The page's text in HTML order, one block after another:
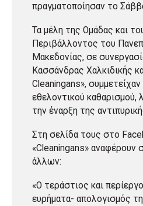
πραγματοποίησαν το
Τα μέλη της Ομάδας και
Περιβάλλοντος του
Μακεδονίας, σε
Κασσάνδρας Χαλκιδικής
Cleaningans»,
εθελοντικού καθαρισμού,
την έναρξη της
Στη σελίδα τους στο
«Cleaningans» αναφέρουν
άλλων:
«Ο τεράστιος και
ευρήματα- απολογισμός